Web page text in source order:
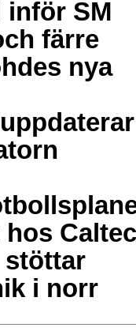
inför SM
färre
nya
stöttar
i norr